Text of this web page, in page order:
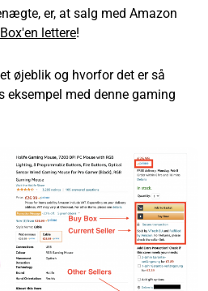
er, at salg med Amazon
lettere!
øjeblik og hvorfor det er så
eksempel med denne gaming